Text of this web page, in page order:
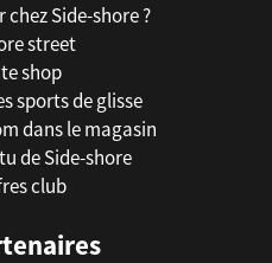
Side-shore ?
street
shop
sports de glisse
dans le magasin
de Side-shore
club